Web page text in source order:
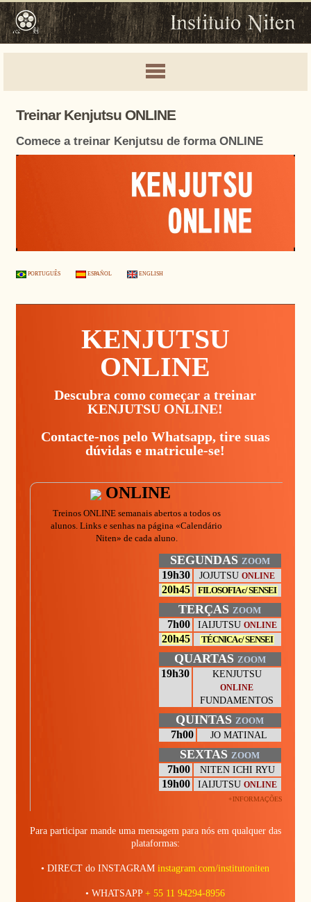
Treinar Kenjutsu ONLINE
Comece a treinar Kenjutsu de forma ONLINE
PORTUGUÊS ESPAÑOL ENGLISH
KENJUTSU
ONLINE
Descubra como começar a treinar
KENJUTSU ONLINE!
Contacte-nos pelo Whatsapp, tire suas
dúvidas e matricule-se!
ONLINE
Treinos ONLINE semanais abertos a todos os
alunos. Links e senhas na página «Calendário
Niten» de cada aluno.
SEGUNDAS ZOOM
19h30 JOJUTSUONLINE
20h45 FILOSOFIA c/ SENSEI
TERÇASZOOM
7h00 IAIJUTSU ONLINE
20h45 TÉCNICA c/ SENSEI
QUARTAS ZOOM
19h30 KENJUTSU
ONLINE
FUNDAMENTOS
QUINTASZOOM
7h00 JO MATINAL
SEXTASZOOM
7h00 NITEN ICHI RYU
19h00 IAIJUTSU ONLINE
+INFORMAÇÕES
Para participar mande uma mensagem para nós em qualquer das
plataformas:
• DIRECT do INSTAGRAMinstagram.com/institutoniten
• WHATSAPP+ 55 11 94294-8956